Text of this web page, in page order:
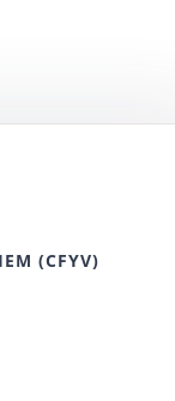
(CFYV)